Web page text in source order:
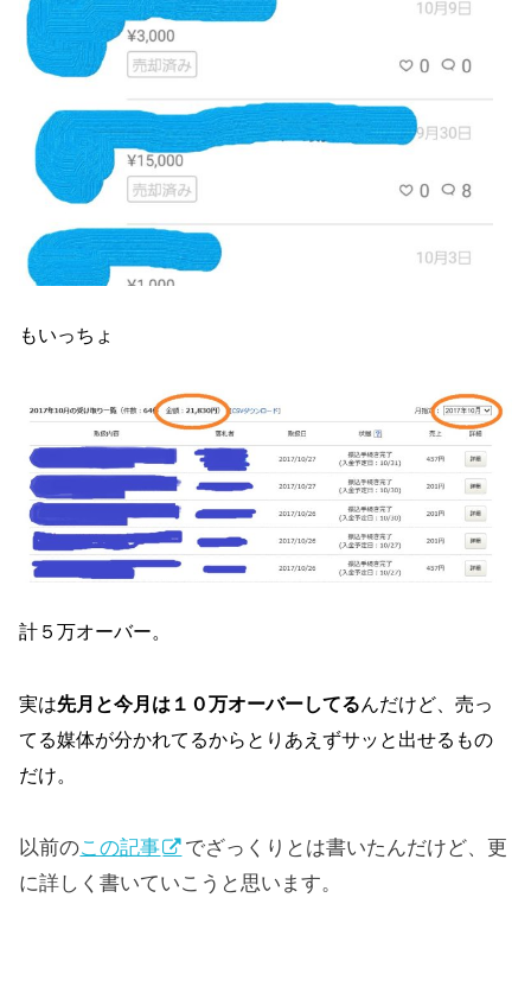
もいっちょ
計５万オーバー。
実は先月と今月は１０万オーバーしてるんだけど、売っ
てる媒体が分かれてるからとりあえずサッと出せるもの
だけ。
以前のこの記事
でざっくりとは書いたんだけど、更
に詳しく書いていこうと思います。